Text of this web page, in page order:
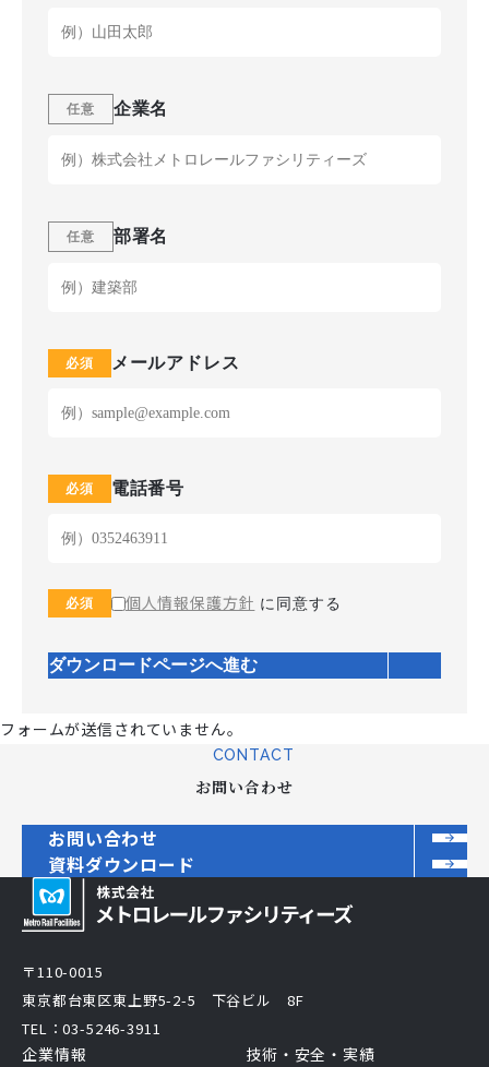
企業名
部署名
メールアドレス
電話番号
個人情報保護方針 に同意する
ダウンロードページへ進む
フォームが送信されていません。
CONTACT
お問い合わせ
お問い合わせ
資料ダウンロード
〒110-0015
東京都台東区東上野5-2-5 下谷ビル 8F
TEL：03-5246-3911
企業情報 技術・安全・実績